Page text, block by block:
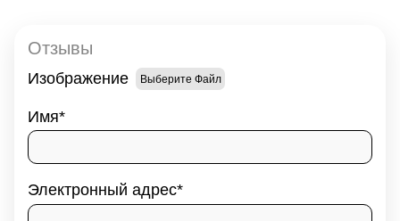
Отзывы
Изображение Выберите Файл
Имя
Электронный адрес